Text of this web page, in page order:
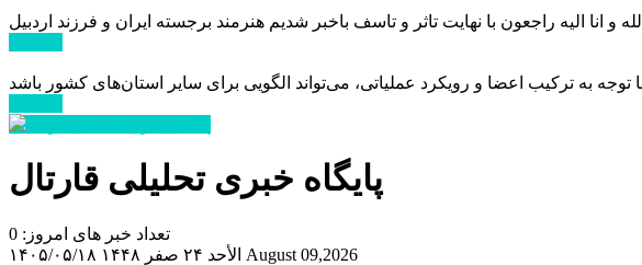
پایگاه خبری تحلیلی قارتال
تعداد خبر های امروز: 0
۱۴۰۵/۰۵/۱۸
الأحد ۲۴ صفر ۱۴۴۸ August 09,2026